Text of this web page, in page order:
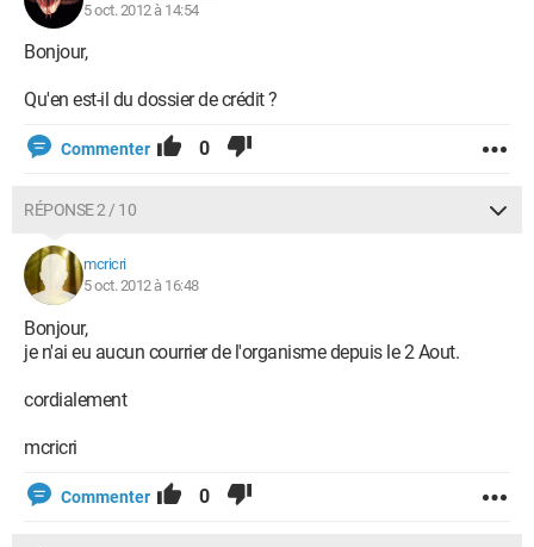
5 oct. 2012 à 14:54
Bonjour,
Qu'en est-il du dossier de crédit ?
Commenter 0
RÉPONSE 2 / 10
mcricri
5 oct. 2012 à 16:48
Bonjour,
je n'ai eu aucun courrier de l'organisme depuis le 2 Aout.
cordialement
mcricri
Commenter 0